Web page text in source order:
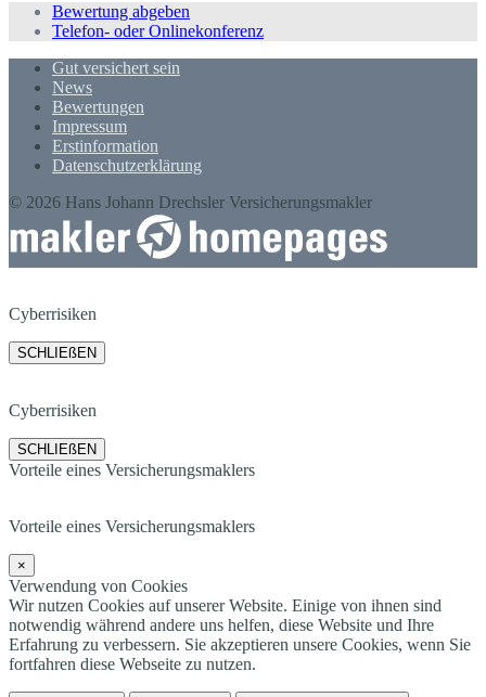
Bewertung abgeben
Telefon- oder Onlinekonferenz
Gut versichert sein
News
Bewertungen
Impressum
Erstinformation
Datenschutzerklärung
© 2026 Hans Johann Drechsler Versicherungsmakler
Cyberrisiken
SCHLIEßEN
Cyberrisiken
SCHLIEßEN
Vorteile eines Versicherungsmaklers
Vorteile eines Versicherungsmaklers
×
Verwendung von Cookies
Wir nutzen Cookies auf unserer Website. Einige von ihnen sind
notwendig während andere uns helfen, diese Website und Ihre
Erfahrung zu verbessern. Sie akzeptieren unsere Cookies, wenn Sie
fortfahren diese Webseite zu nutzen.